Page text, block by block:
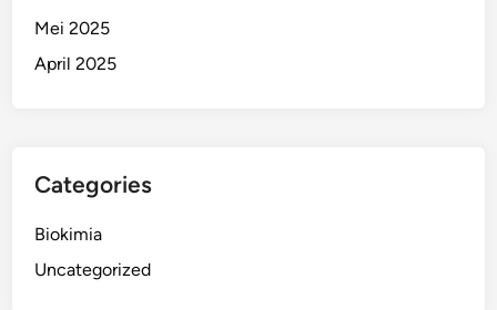
Mei 2025
April 2025
Categories
Biokimia
Uncategorized